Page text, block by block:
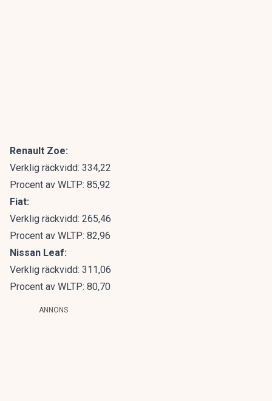
Renault Zoe:
Verklig räckvidd: 334,22
Procent av WLTP: 85,92
Fiat:
Verklig räckvidd: 265,46
Procent av WLTP: 82,96
Nissan Leaf:
Verklig räckvidd: 311,06
Procent av WLTP: 80,70
ANNONS